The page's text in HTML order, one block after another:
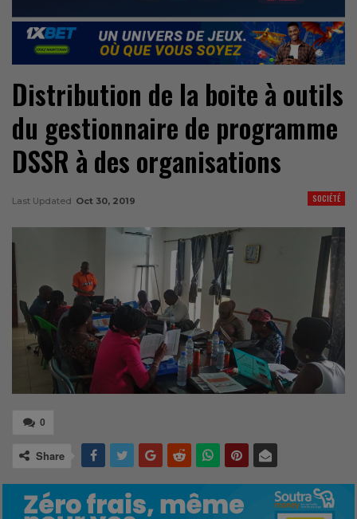
Distribution de la boite à outils
du gestionnaire de programme
DSSR à des organisations
SOCIÉTÉ
Last Updated Oct 30, 2019
0
Share